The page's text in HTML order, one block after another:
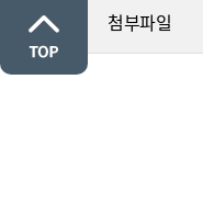
첨부파일